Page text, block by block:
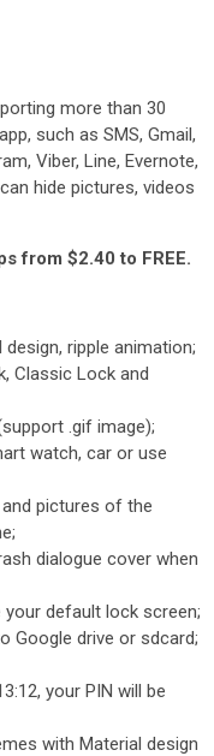
more than 30
such as SMS, Gmail,
Viber, Line, Evernote,
hide pictures, videos
from $2.40 to FREE.
ripple animation;
Classic Lock and
.gif image);
watch, car or use
pictures of the
dialogue cover when
default lock screen;
Google drive or sdcard;
your PIN will be
with Material design